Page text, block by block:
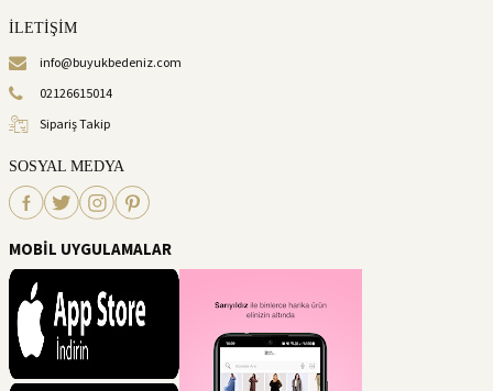
İLETİŞİM
info@buyukbedeniz.com
02126615014
Sipariş Takip
SOSYAL MEDYA
MOBİL UYGULAMALAR